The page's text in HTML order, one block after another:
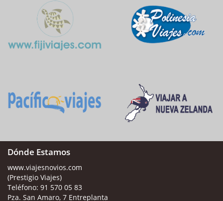
Dónde Estamos
www.viajesnovios.com
(Prestigio Viajes)
Teléfono: 91 570 05 83
Pza. San Amaro, 7 Entreplanta